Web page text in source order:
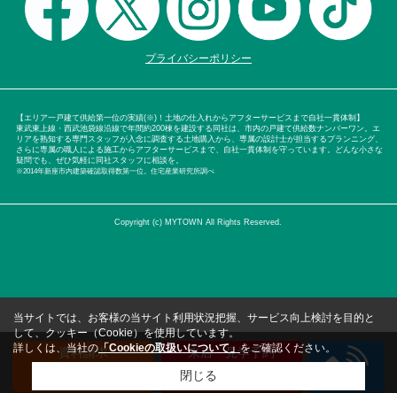
プライバシーポリシー
【エリア一戸建て供給第一位の実績(※)！土地の仕入れからアフターサービスまで自社一貫体制】
東武東上線・西武池袋線沿線で年間約200棟を建設する同社は、市内の戸建て供給数ナンバーワン。エ
リアを熟知する専門スタッフが入念に調査する土地購入から、専属の設計士が担当するプランニング、
さらに専属の職人による施工からアフターサービスまで、自社一貫体制を守っています。どんな小さな
疑問でも、ぜひ気軽に同社スタッフに相談を。
※2014年新座市内建築確認取得数第一位。住宅産業研究所調べ
Copyright (c) MYTOWN All Rights Reserved.
資料請求
来店・見学予約
（無料）
当サイトでは、お客様の当サイト利用状況把握、サービス向上検討を目的と
して、クッキー（Cookie）を使用しています。
詳しくは、当社の「Cookieの取扱いについて」をご確認ください。
閉じる